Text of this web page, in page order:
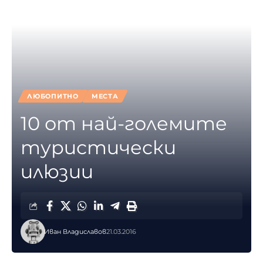
ЛЮБОПИТНО МЕСТА
10 от най-големите
туристически
илюзии
Иван Владиславов21.03.2016